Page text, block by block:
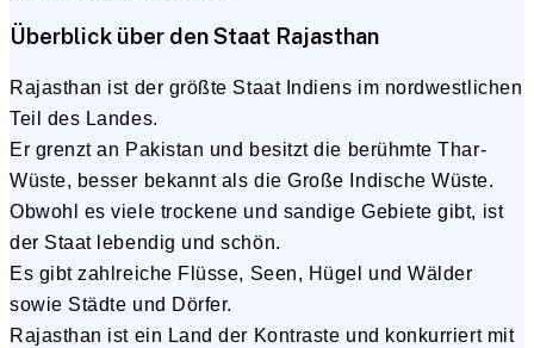
Überblick über den Staat Rajasthan
Rajasthan ist der größte Staat Indiens im nordwestlichen
Teil des Landes.
Er grenzt an Pakistan und besitzt die berühmte Thar-
Wüste, besser bekannt als die Große Indische Wüste.
Obwohl es viele trockene und sandige Gebiete gibt, ist
der Staat lebendig und schön.
Es gibt zahlreiche Flüsse, Seen, Hügel und Wälder
sowie Städte und Dörfer.
Rajasthan ist ein Land der Kontraste und konkurriert mit